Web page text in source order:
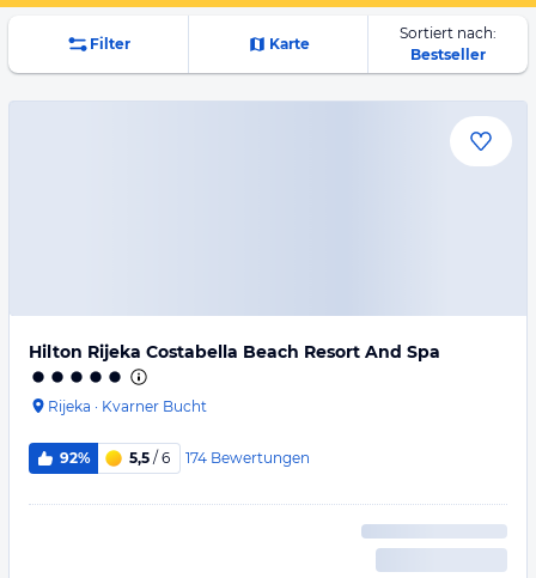
Filter Karte
Sortiert nach:
Bestseller
Hilton Rijeka Costabella Beach Resort And Spa
Rijeka · Kvarner Bucht
92% 5,5 / 6 174 Bewertungen